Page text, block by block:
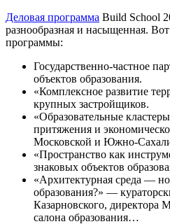
Деловая программа Build School
разнообразная и насыщенная.
программы:
Государственно-частное
объектов образования.
«Комплексное развитие
крупных застройщиков.
«Образовательные
притяжения и
Московской и Южно-
«Пространство как
знаковых объектов
«Архитектурная среда —
образования?» —
Казарновского, директора
салона образования…